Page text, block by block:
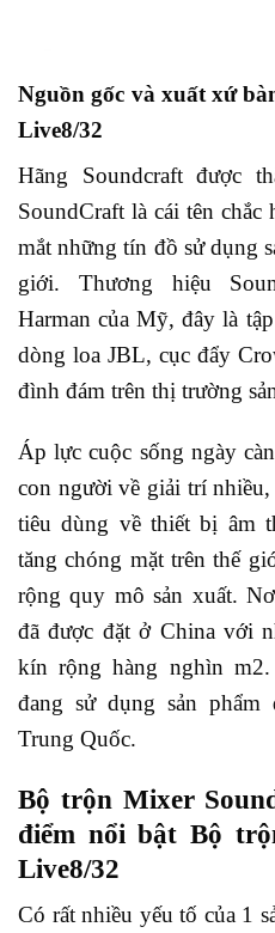
Nguồn gốc và xuất xứ
Live8/32
Hãng Soundcraft được
SoundCraft là cái tên
mắt những tín đồ sử dụng
giới. Thương hiệu
Harman của Mỹ, đây là
dòng loa JBL, cục đẩy
đình đám trên thị trường
Áp lực cuộc sống ngày
con người về giải trí
tiêu dùng về thiết bị âm
tăng chóng mặt trên thế
rộng quy mô sản xuất.
đã được đặt ở China với
kín rộng hàng nghìn
đang sử dụng sản
Trung Quốc.
Bộ trộn Mixer
điểm nổi bật Bộ
Live8/32
Có rất nhiều yếu tố của 1